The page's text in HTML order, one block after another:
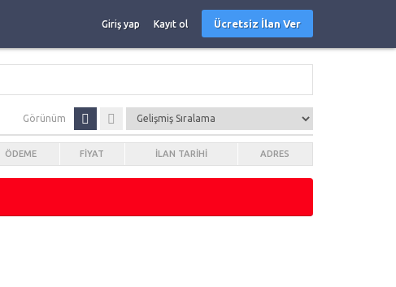
Giriş yap Kayıt ol Ücretsiz İlan Ver
Görünüm
ÖDEME FIYAT İLAN TARIHI ADRES